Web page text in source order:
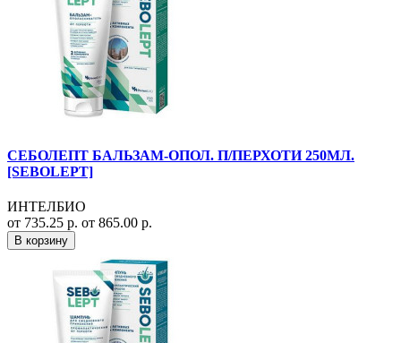
СЕБОЛЕПТ БАЛЬЗАМ-ОПОЛ. П/ПЕРХОТИ 250МЛ.
[SEBOLEPT]
ИНТЕЛБИО
от 735.25 р. от 865.00 р.
В корзину